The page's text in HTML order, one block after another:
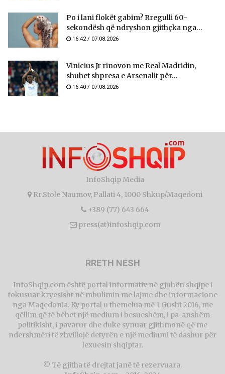
Po i lani flokët gabim? Rregulli 60-
sekondësh që ndryshon gjithçka nga...
16:42 / 07.08.2026
Vinicius Jr rinovon me Real Madridin,
shuhet shpresa e Arsenalit për...
16:40 / 07.08.2026
InfoShqip Media
Rr.Stole Naumov, Pallati 4, 1000 Shkup/Maqedoni
+389 (77) 643 664
press(at)infoshqip.com
RRETH NESH
InfoShqip.com është portal informativ në gjuhën shqipe i
fokusuar kryesisht në mbulimin me lajme dhe informacione
nga Maqedonia. Ky portal u themelua më 1 Gusht 2016, me
qëllim që të bëhet një medium i besueshëm, i pa-anshëm
politikisht, i pavarur dhe duke synuar gjithmonë që me
ndershmëri të zhvillojë detyrën e një mediumi të dashur për
lexuesin shqiptar.
© Të gjitha të drejtat janë të rezervuara.